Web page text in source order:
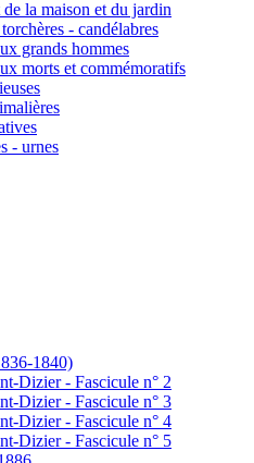
la maison et du jardin
- candélabres
grands hommes
morts et commémoratifs
- urnes
1840)
Dizier - Fascicule n° 2
Dizier - Fascicule n° 3
Dizier - Fascicule n° 4
Dizier - Fascicule n° 5